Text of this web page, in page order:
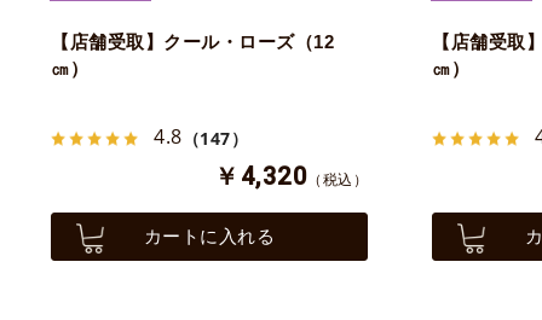
【店舗受取】クール・ローズ（12
㎝）
4.8 （147）
￥4,320 （税込）
カートに入れる
【店舗受取
㎝）